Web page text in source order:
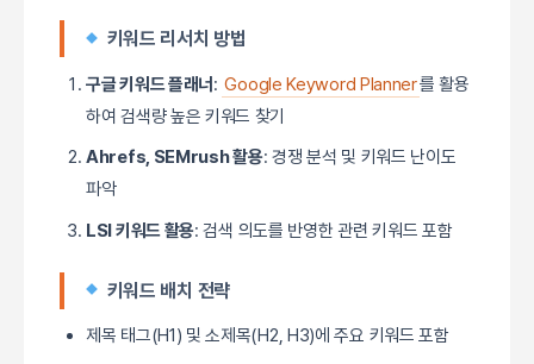
키워드 리서치 방법
구글 키워드 플래너 : Google Keyword Planner를 활용
하여 검색량 높은 키워드 찾기
Ahrefs, SEMrush 활용: 경쟁 분석 및 키워드 난이도
파악
LSI 키워드 활용: 검색 의도를 반영한 관련 키워드 포함
키워드 배치 전략
제목 태그(H1) 및 소제목(H2, H3)에 주요 키워드 포함